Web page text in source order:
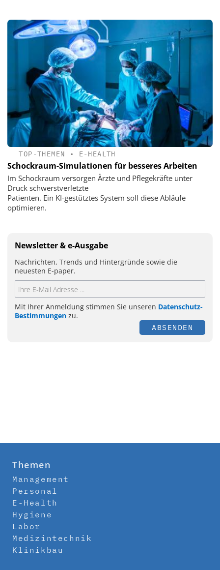
TOP-THEMEN • E-HEALTH
Schockraum-Simulationen für besseres Arbeiten
Im Schockraum versorgen Ärzte und Pflegekräfte unter
Druck schwerstverletzte
Patienten. Ein KI-gestütztes System soll diese Abläufe
optimieren.
Newsletter & e-Ausgabe
Nachrichten, Trends und Hintergründe sowie die
neuesten E-paper.
Mit Ihrer Anmeldung stimmen Sie unseren Datenschutz-
Bestimmungen zu.
ABSENDEN
Themen
Management
Personal
E-Health
Hygiene
Labor
Medizintechnik
Klinikbau